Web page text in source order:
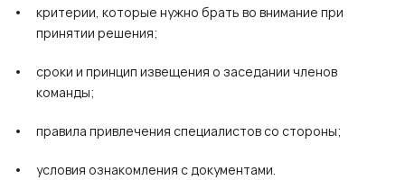
критерии, которые нужно брать во внимание при
принятии решения;
сроки и принцип извещения о заседании членов
команды;
правила привлечения специалистов со стороны;
условия ознакомления с документами.